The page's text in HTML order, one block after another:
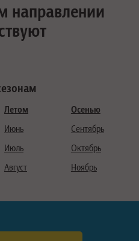
направлении
Летом
Июнь
Июль
Август
Осенью
Сентябрь
Октябрь
Ноябрь